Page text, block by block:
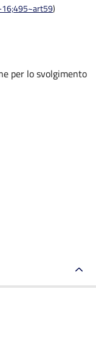
16;495~art59)
per lo svolgimento